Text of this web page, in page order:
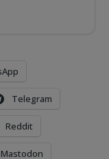
Telegram
Reddit
Mastodon